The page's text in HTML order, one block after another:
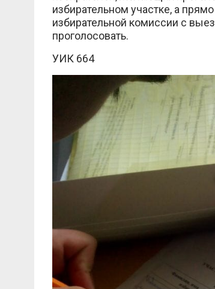
избирательном участке, а
избирательной комиссии с
проголосовать.
УИК 664